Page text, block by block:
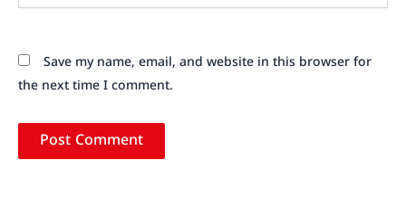
Save my name, email, and website in this browser for
the next time I comment.